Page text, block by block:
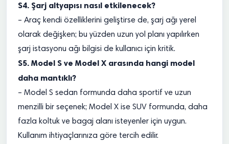
S4. Şarj altyapısı nasıl etkilenecek?
– Araç kendi özelliklerini geliştirse de, şarj ağı yerel
olarak değişken; bu yüzden uzun yol planı yapılırken
şarj istasyonu ağı bilgisi de kullanıcı için kritik.
S5. Model S ve Model X arasında hangi model
daha mantıklı?
– Model S sedan formunda daha sportif ve uzun
menzilli bir seçenek; Model X ise SUV formunda, daha
fazla koltuk ve bagaj alanı isteyenler için uygun.
Kullanım ihtiyaçlarınıza göre tercih edilir.